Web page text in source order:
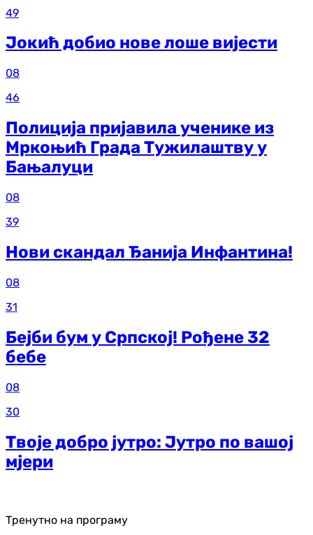
49
Јокић добио нове лоше вијести
08
46
Полиција пријавила ученике из
Мркоњић Града Тужилаштву у
Бањалуци
08
39
Нови скандал Ђанија Инфантина!
08
31
Бејби бум у Српској! Рођене 32
бебе
08
30
Твоје добро јутро: Јутро по вашој
мјери
Тренутно на програму